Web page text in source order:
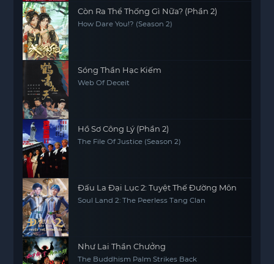
Còn Ra Thể Thống Gì Nữa? (Phần 2)
How Dare You!? (Season 2)
Sóng Thần Hạc Kiếm
Web Of Deceit
Hồ Sơ Công Lý (Phần 2)
The File Of Justice (Season 2)
Đấu La Đại Lục 2: Tuyệt Thế Đường Môn
Soul Land 2: The Peerless Tang Clan
Như Lai Thần Chưởng
The Buddhism Palm Strikes Back